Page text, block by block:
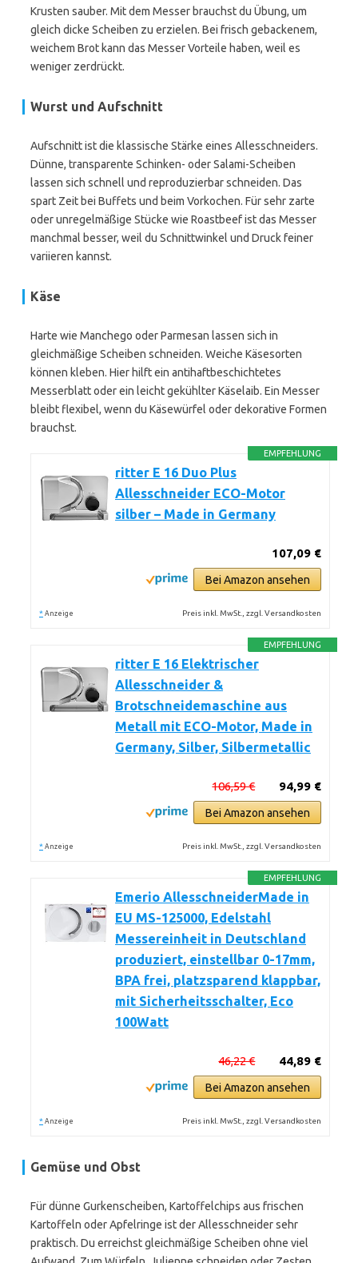
Krusten sauber. Mit dem Messer brauchst du Übung, um
gleich dicke Scheiben zu erzielen. Bei frisch gebackenem,
weichem Brot kann das Messer Vorteile haben, weil es
weniger zerdrückt.
Wurst und Aufschnitt
Aufschnitt ist die klassische Stärke eines Allesschneiders.
Dünne, transparente Schinken- oder Salami-Scheiben
lassen sich schnell und reproduzierbar schneiden. Das
spart Zeit bei Buffets und beim Vorkochen. Für sehr zarte
oder unregelmäßige Stücke wie Roastbeef ist das Messer
manchmal besser, weil du Schnittwinkel und Druck feiner
variieren kannst.
Käse
Harte wie Manchego oder Parmesan lassen sich in
gleichmäßige Scheiben schneiden. Weiche Käsesorten
können kleben. Hier hilft ein antihaftbeschichtetes
Messerblatt oder ein leicht gekühlter Käselaib. Ein Messer
bleibt flexibel, wenn du Käsewürfel oder dekorative Formen
brauchst.
EMPFEHLUNG
ritter E 16 Duo Plus
Allesschneider ECO-Motor
silber – Made in Germany
107,09 €
Bei Amazon ansehen
* Anzeige Preis inkl. MwSt., zzgl. Versandkosten
EMPFEHLUNG
ritter E 16 Elektrischer
Allesschneider &
Brotschneidemaschine aus
Metall mit ECO-Motor, Made in
Germany, Silber, Silbermetallic
94,99 €
106,59 €
Bei Amazon ansehen
* Anzeige Preis inkl. MwSt., zzgl. Versandkosten
EMPFEHLUNG
Emerio AllesschneiderMade in
EU MS-125000, Edelstahl
Messereinheit in Deutschland
produziert, einstellbar 0-17mm,
BPA frei, platzsparend klappbar,
mit Sicherheitsschalter, Eco
100Watt
44,89 €
46,22 €
Bei Amazon ansehen
* Anzeige Preis inkl. MwSt., zzgl. Versandkosten
Gemüse und Obst
Für dünne Gurkenscheiben, Kartoffelchips aus frischen
Kartoffeln oder Apfelringe ist der Allesschneider sehr
praktisch. Du erreichst gleichmäßige Scheiben ohne viel